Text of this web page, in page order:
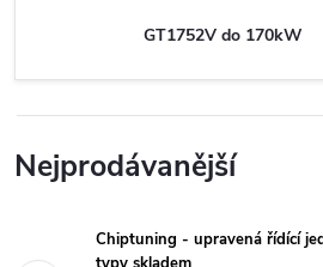
GT1752V do 170kW
Nejprodávanější
Chiptuning - upravená řídící